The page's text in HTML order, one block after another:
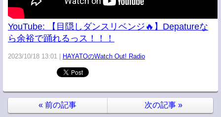
YouTube: 【目隠しダンスリベンジ🔥】Depatureな
ら余裕で踊れるっス！！！
2023/10/18 13:01 HAYATOのWatch Out! Radio
« 前の記事 次の記事 »